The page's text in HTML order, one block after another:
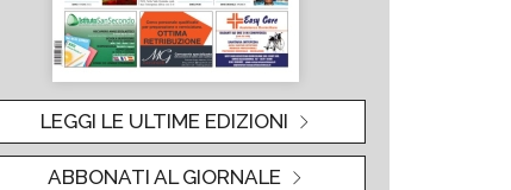
LEGGI LE ULTIME EDIZIONI
ABBONATI AL GIORNALE